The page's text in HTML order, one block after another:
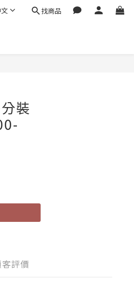
找商品
裝
評價